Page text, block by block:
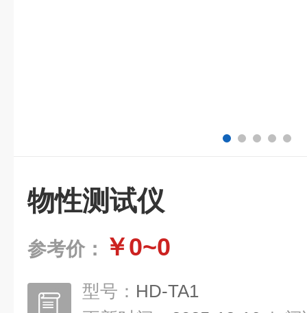
物性测试仪
参考价： ￥0~0
型号： HD-TA1